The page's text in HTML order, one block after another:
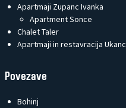
Apartmaji Zupanc Ivanka
Apartment Sonce
Chalet Taler
Apartmaji in restavracija Ukanc
Povezave
Bohinj